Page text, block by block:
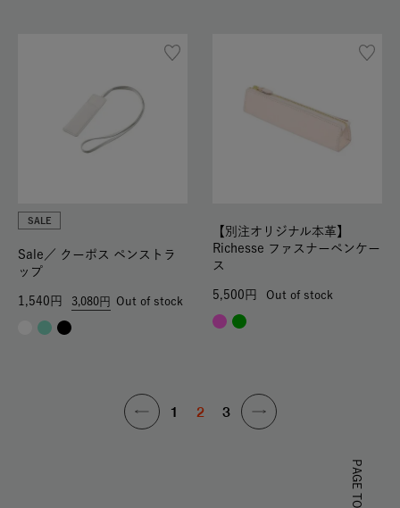
SALE
Sale／ クーポス ペンストラ
ップ
3,080
1,540 Out of stock
【別注オリジナル本革】
Richesse ファスナーペンケー
ス
5,500 Out of stock
1 2 3
PAGE TOP